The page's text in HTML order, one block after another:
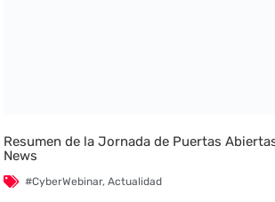
Resumen de la Jornada de Puertas
News
#CyberWebinar,Actualidad